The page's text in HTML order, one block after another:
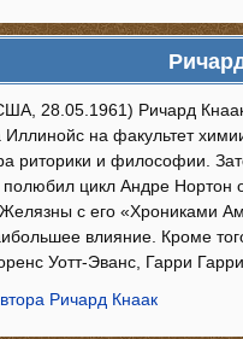
28.05.1961) Ричард
Иллинойс на факультет
риторики и философии.
цикл Андре Нортон
Желязны с его «Хрониками
влияние. Кроме
Уотт-Эванс, Гарри
Ричард Кнаак